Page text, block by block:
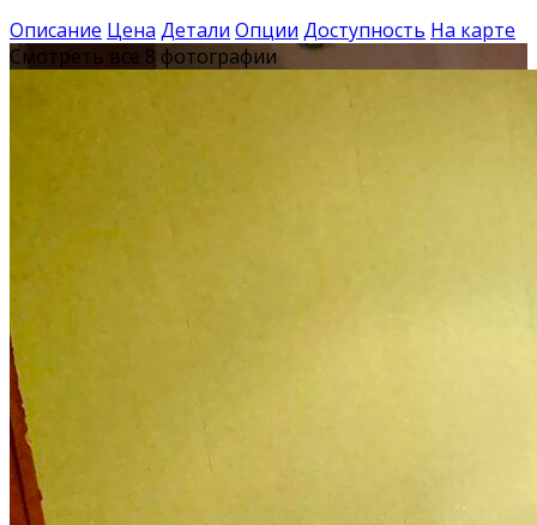
Описание Цена Детали Опции Доступность На карте
Смотреть все 8 фотографии